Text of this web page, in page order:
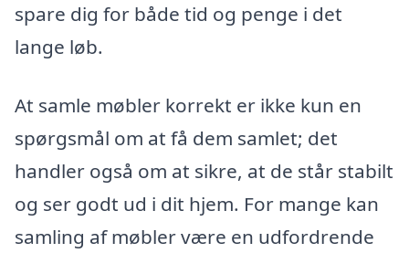
spare dig for både tid og penge i det
lange løb.
At samle møbler korrekt er ikke kun en
spørgsmål om at få dem samlet; det
handler også om at sikre, at de står stabilt
og ser godt ud i dit hjem. For mange kan
samling af møbler være en udfordrende